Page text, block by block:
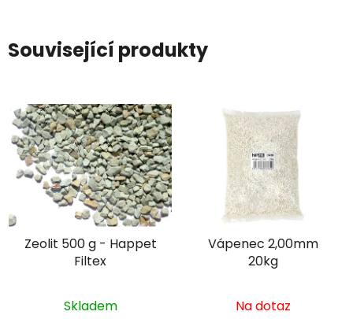
Související produkty
Zeolit 500 g - Happet
Filtex
Skladem
Vápenec 2,00mm
20kg
Na dotaz